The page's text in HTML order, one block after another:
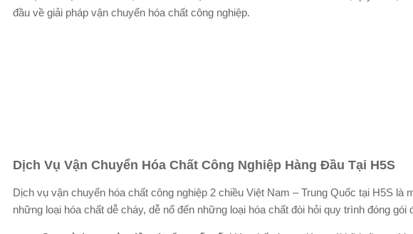
đầu về giải pháp vận chuyển hóa chất công nghiệp.
Dịch Vụ Vận Chuyển Hóa Chất Công Nghiệp Hàng Đầu Tại H5S
Dịch vụ vận chuyển hóa chất công nghiệp 2 chiều Việt Nam – Trung Quốc tại H5S
những loại hóa chất dễ cháy, dễ nổ đến những loại hóa chất đòi hỏi quy trình đóng